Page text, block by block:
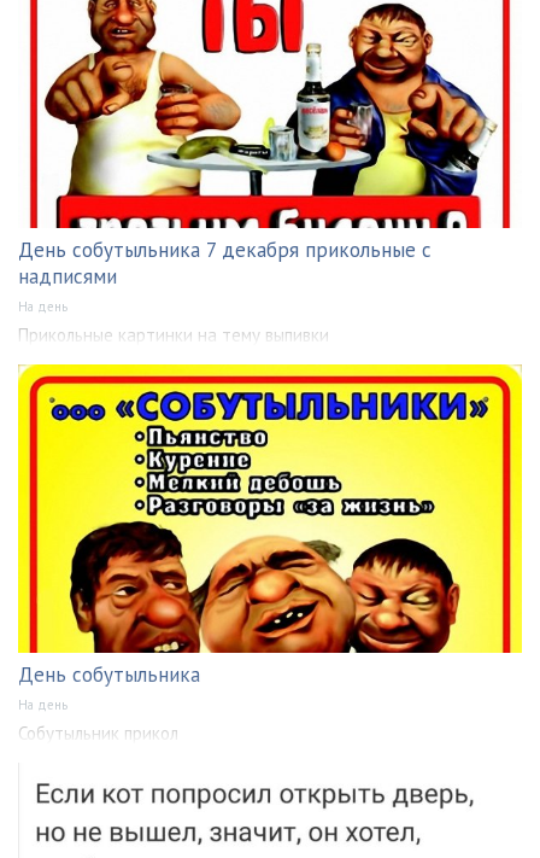
День собутыльника 7 декабря прикольные с
надписями
На день
Прикольные картинки на тему выпивки
День собутыльника
На день
Собутыльник прикол